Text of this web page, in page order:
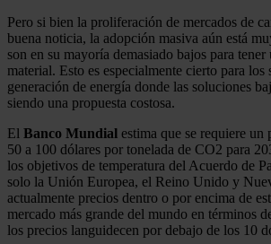
Pero si bien la proliferación de mercados de
buena noticia, la adopción masiva aún está
son en su mayoría demasiado bajos para
material. Esto es especialmente cierto para los
generación de energía donde las soluciones
siendo una propuesta costosa.
El Banco Mundial estima que se requiere un
50 a 100 dólares por tonelada de CO2 para
los objetivos de temperatura del Acuerdo de
solo la Unión Europea, el Reino Unido y
actualmente precios dentro o por encima de
mercado más grande del mundo en términos
los precios languidecen por debajo de los 10